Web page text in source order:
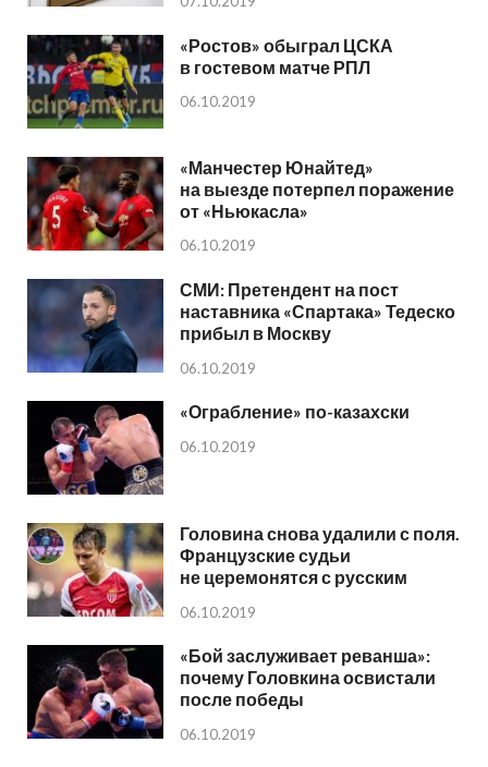
«Ростов» обыграл ЦСКА
в гостевом матче РПЛ
06.10.2019
«Манчестер Юнайтед»
на выезде потерпел поражение
от «Ньюкасла»
06.10.2019
СМИ: Претендент на пост
наставника «Спартака» Тедеско
прибыл в Москву
06.10.2019
«Ограбление» по-казахски
06.10.2019
Головина снова удалили с поля.
Французские судьи
не церемонятся с русским
06.10.2019
«Бой заслуживает реванша»:
почему Головкина освистали
после победы
06.10.2019